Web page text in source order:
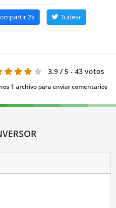
2k Tuitear
3.9 / 5 - 43 votos
1 archivo para enviar comentarios